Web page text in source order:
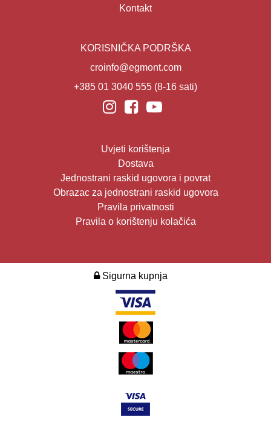
Kontakt
KORISNIČKA PODRŠKA
croinfo@egmont.com
+385 01 3040 555 (8-16 sati)
Uvjeti korištenja
Dostava
Jednostrani raskid ugovora i povrat
Obrazac za jednostrani raskid ugovora
Pravila privatnosti
Pravila o korištenju kolačića
Sigurna kupnja
2026. Design i development: